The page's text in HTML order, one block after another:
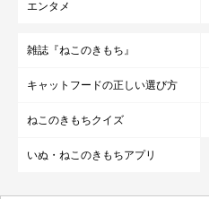
エンタメ
雑誌『ねこのきもち』
キャットフードの正しい選び方
ねこのきもちクイズ
いぬ・ねこのきもちアプリ